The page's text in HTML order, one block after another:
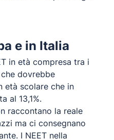
e in Italia
in età compresa tra i
dovrebbe
età scolare che in
al 13,1%.
raccontano la reale
ma ci consegnano
I NEET nella